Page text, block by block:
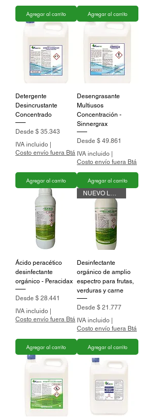
Agregar al carrito Agregar al carrito
Detergente
Desincrustante
Concentrado
Desde $ 35.343
Precio de oferta
IVA incluido
Costo envío fuera Btá
Agregar al carrito
Desengrasante
Multiusos
Concentración -
Sinnergrax
Desde $ 49.861
Precio de oferta
IVA incluido
Costo envío fuera Btá
Agregar al carrito
Ácido peracético
desinfectante
orgánico - Peracidax
Desde $ 28.441
Precio de oferta
IVA incluido
Costo envío fuera Btá
Agregar al carrito
NUEVO LANZAMIENTO
Desinfectante
orgánico de amplio
espectro para frutas,
verduras y carne
Desde $ 21.777
Precio de oferta
IVA incluido
Costo envío fuera Btá
Agregar al carrito